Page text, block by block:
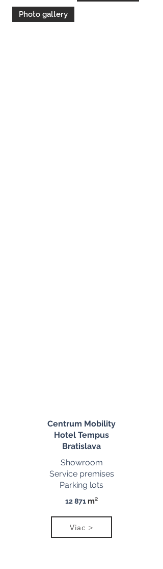
Photo gallery
Centrum Mobility
Hotel Tempus
Bratislava
Showroom
Service premises
Parking lots
12 871 m²
Viac >